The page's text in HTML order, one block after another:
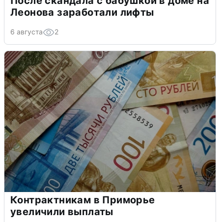
Леонова заработали лифты
6 августа 2
Контрактникам в Приморье
увеличили выплаты